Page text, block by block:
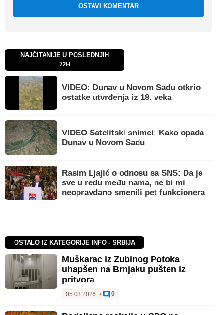
OSTAVI KOMENTAR
NAJČITANIJE U POSLEDNJIH
72H
VIDEO: Dunav u Novom Sadu otkrio
ostatke utvrđenja iz 18. veka
VIDEO Satelitski snimci: Kako opada
Dunav u Novom Sadu
Rasim Ljajić o odnosu sa SNS: Da je
sve u redu među nama, ne bi mi
neopravdano smenili pet funkcionera
OSTALO IZ KATEGORIJE INFO - SRBIJA
Muškarac iz Zubinog Potoka
uhapšen na Brnjaku pušten iz
pritvora
05.08.2026. • 0